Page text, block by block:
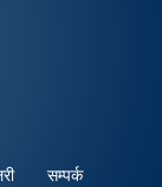
सम्पर्क